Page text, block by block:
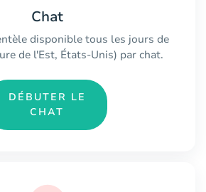
Chat
disponible tous les jours de
de l'Est, États-Unis) par chat.
DÉBUTER LE
CHAT